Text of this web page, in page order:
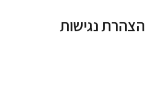
הצהרת נגישות